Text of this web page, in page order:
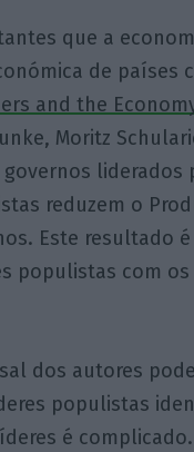
que a
de países
and the
Moritz
reduzem o
Este resultado
populistas com
dos autores
populistas
é